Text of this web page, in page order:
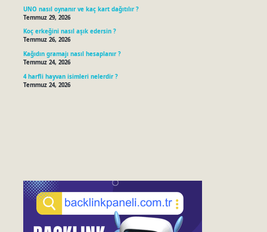
UNO nasıl oynanır ve kaç kart dağıtılır ?
Temmuz 29, 2026
Koç erkeğini nasıl aşık edersin ?
Temmuz 26, 2026
Kağıdın gramajı nasıl hesaplanır ?
Temmuz 24, 2026
4 harfli hayvan isimleri nelerdir ?
Temmuz 24, 2026